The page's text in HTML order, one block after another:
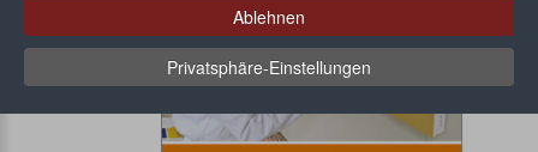
Ablehnen
Privatsphäre-Einstellungen